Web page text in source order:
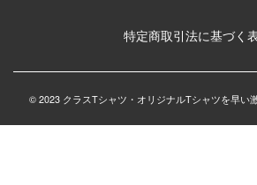
特定商取引法に基づく
© 2023 クラスTシャツ・オリジナルTシャツを早い